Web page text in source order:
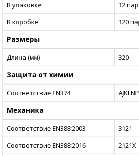
В упаковке
12 пар
В коробке
120
Размеры
Длина (мм) 320
Защита от химии
Соответствие EN374
Механика
Соответствие EN388:2003
3121
Соответствие EN388:2016
2121X